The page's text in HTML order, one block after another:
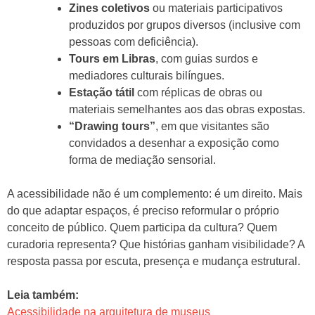
Zines coletivos ou materiais participativos
produzidos por grupos diversos (inclusive com
pessoas com deficiência).
Tours em Libras, com guias surdos e
mediadores culturais bilíngues.
Estação tátil com réplicas de obras ou
materiais semelhantes aos das obras expostas.
“Drawing tours”, em que visitantes são
convidados a desenhar a exposição como
forma de mediação sensorial.
A acessibilidade não é um complemento: é um direito. Mais
do que adaptar espaços, é preciso reformular o próprio
conceito de público. Quem participa da cultura? Quem
curadoria representa? Que histórias ganham visibilidade? A
resposta passa por escuta, presença e mudança estrutural.
Leia também:
Acessibilidade na arquitetura de museus